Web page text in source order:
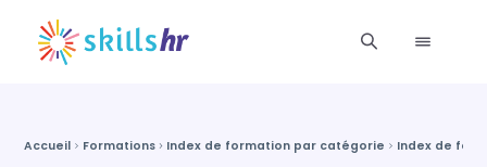
Accueil Formations Index de formation par catégorie Index de